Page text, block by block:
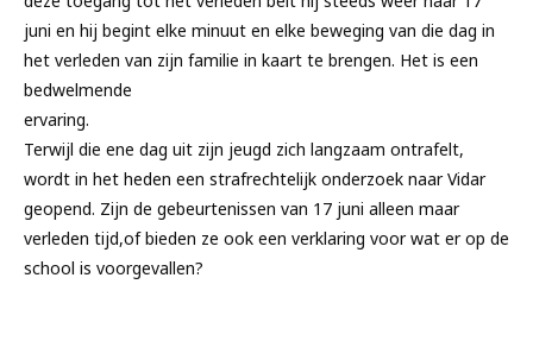
juni en hij begint elke minuut en elke beweging van die dag in
het verleden van zijn familie in kaart te brengen. Het is een
bedwelmende
ervaring.
Terwijl die ene dag uit zijn jeugd zich langzaam ontrafelt,
wordt in het heden een strafrechtelijk onderzoek naar Vidar
geopend. Zijn de gebeurtenissen van 17 juni alleen maar
verleden tijd,of bieden ze ook een verklaring voor wat er op de
school is voorgevallen?